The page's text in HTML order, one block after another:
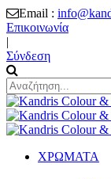
Email :
Επικοινωνία
|
Σύνδεση
ΧΡΩΜΑΤΑ